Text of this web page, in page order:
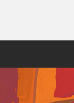
не стал